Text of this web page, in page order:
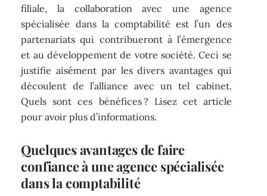
filiale, la collaboration avec une agence
spécialisée dans la comptabilité est l’un des
partenariats qui contribueront à l’émergence
et au développement de votre société. Ceci se
justifie aisément par les divers avantages qui
découlent de l’alliance avec un tel cabinet.
Quels sont ces bénéfices ? Lisez cet article
pour avoir plus d’informations.
Quelques avantages de faire
confiance à une agence spécialisée
dans la comptabilité